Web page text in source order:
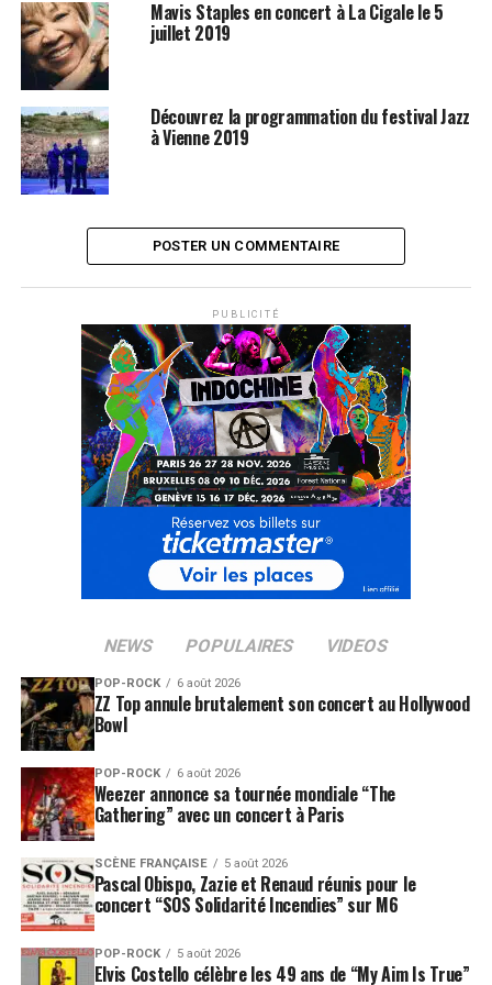
souhaité enregistrer tout en sachant qu’une certaine
expérience de la vie était nécessaire à sa réalisation. Ça
valait la peine d’attendre ! Pour télécharger les albums
de Ben Harper, rendez-vous sur
SUJETS ASSOCIÉS:
Mavis Staples en concert à La Cigale le 5
juillet 2019
Découvrez la programmation du festival Jazz
à Vienne 2019
POSTER UN COMMENTAIRE
PUBLICITÉ
NEWS POPULAIRES VIDEOS
POP-ROCK 6 août 2026
ZZ Top annule brutalement son concert au Hollywood
Bowl
POP-ROCK 6 août 2026
Weezer annonce sa tournée mondiale “The
Gathering” avec un concert à Paris
SCÈNE FRANÇAISE 5 août 2026
Pascal Obispo, Zazie et Renaud réunis pour le
concert “SOS Solidarité Incendies” sur M6
POP-ROCK 5 août 2026
Elvis Costello célèbre les 49 ans de “My Aim Is True”